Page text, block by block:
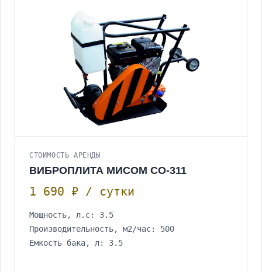
СТОИМОСТЬ АРЕНДЫ
ВИБРОПЛИТА МИСОМ СО-311
1 690 ₽ / сутки
Мощность, л.с: 3.5
Производительность, м2/час: 500
Емкость бака, л: 3.5